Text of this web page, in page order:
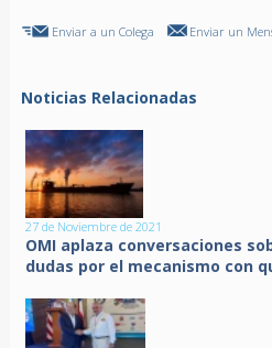
Enviar a un Colega Enviar un
Noticias Relacionadas
27 de Noviembre de 2021
OMI aplaza conversaciones
dudas por el mecanismo con